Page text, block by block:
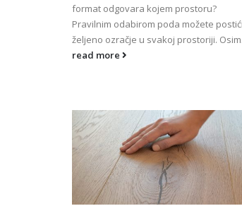
format odgovara kojem prostoru?
Pravilnim odabirom poda možete postići
željeno ozračje u svakoj prostoriji.
read more
Blum
20/07/2026
EGGER
26+
13/07/2026
Inspiracija